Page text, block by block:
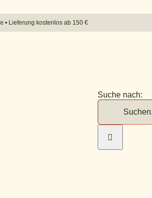
• Lieferung kostenlos ab 150 €
Suche nach: